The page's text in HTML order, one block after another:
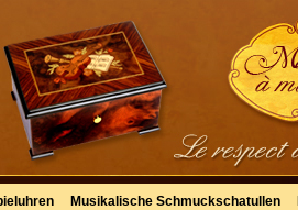
Musikalische Schmuckschatullen